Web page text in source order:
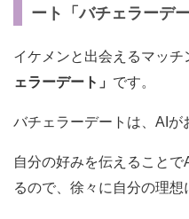
ート「バチェラーデー
イケメンと出会えるマッチ
ェラーデート」 です。
バチェラーデートは、AIが
自分の好みを伝えること
るので、徐々に自分の理想